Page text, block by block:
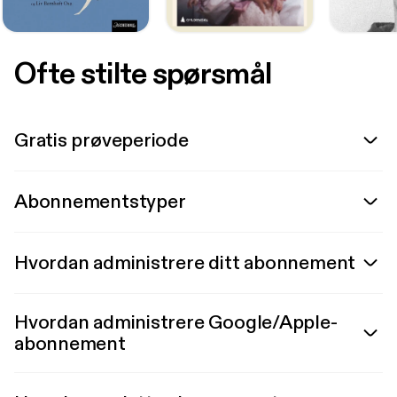
Ofte stilte spørsmål
Gratis prøveperiode
Abonnementstyper
Hvordan administrere ditt abonnement
Hvordan administrere Google/Apple-
abonnement